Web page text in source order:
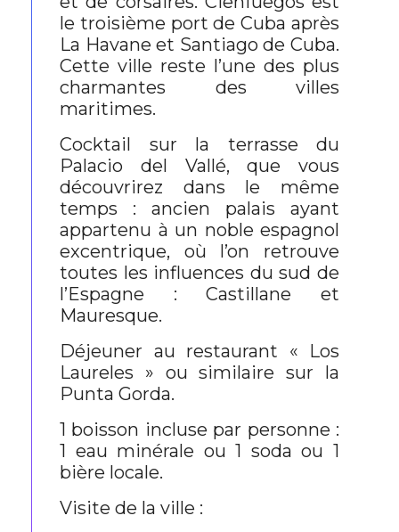
le troisième port de Cuba après
La Havane et Santiago de Cuba.
Cette ville reste l’une des plus
charmantes des villes
maritimes.
Cocktail sur la terrasse du
Palacio del Vallé, que vous
découvrirez dans le même
temps : ancien palais ayant
appartenu à un noble espagnol
excentrique, où l’on retrouve
toutes les influences du sud de
l’Espagne : Castillane et
Mauresque.
Déjeuner au restaurant « Los
Laureles » ou similaire sur la
Punta Gorda.
1 boisson incluse par personne :
1 eau minérale ou 1 soda ou 1
bière locale.
Visite de la ville :